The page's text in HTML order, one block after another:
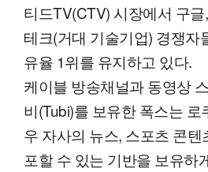
티드TV(CTV) 시장에서 구
테크(거대 기술기업) 경쟁자
유율 1위를 유지하고 있다.
케이블 방송채널과 동영상
비(Tubi)를 보유한 폭스는
우 자사의 뉴스, 스포츠 콘
포할 수 있는 기반을 보유하